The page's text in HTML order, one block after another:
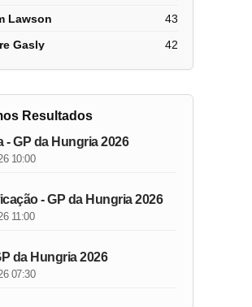
Lawson 43
Gasly 42
Resultados
- GP da Hungria 2026
10:00
- GP da Hungria 2026
11:00
da Hungria 2026
07:30